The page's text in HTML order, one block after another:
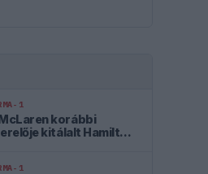
1
korábbi
kitálalt Hamilton
1